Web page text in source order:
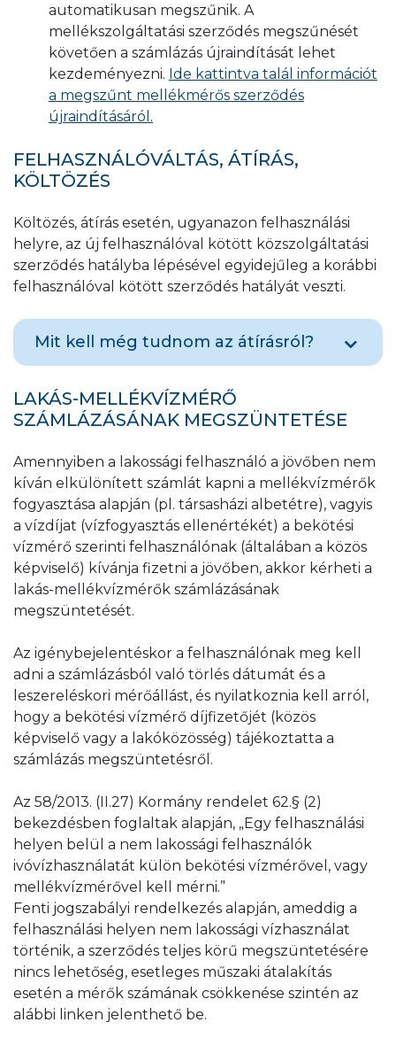
automatikusan megszűnik. A
mellékszolgáltatási szerződés megszűnését
követően a számlázás újraindítását lehet
kezdeményezni. Ide kattintva talál információt
a megszűnt mellékmérős szerződés
újraindításáról.
FELHASZNÁLÓVÁLTÁS, ÁTÍRÁS,
KÖLTÖZÉS
Költözés, átírás esetén, ugyanazon felhasználási
helyre, az új felhasználóval kötött közszolgáltatási
szerződés hatályba lépésével egyidejűleg a korábbi
felhasználóval kötött szerződés hatályát veszti.
Mit kell még tudnom az átírásról?
Az átírási kérelmet legegyszerűbben online
felületünkön nyújthatja be, erre a linkre
Ha a felhasználó nem az ingatlan tulajdonosa,
hanem az ingatlan egyéb jogcímen
használója, (pl. bérlő/üzemeltető) és az
ingatlanra vonatkozó szerződése megszűnik,
minden felhasználással és üzemeltetéssel
kapcsolatos jog és kötelezettség a
tulajdonos(ok) feladata lesz, a jogszabályban
meghatározott mögöttes felelősség miatt,
erről erre a linkre kattintva olvashat.
A korábbi felhasználó a változás bejelentés
keretében a közszolgáltatási szerződését is
felmondja.
A Közszolgáltatási szerződések típusait, a
szerződéskötés feltételeinek leírását és
részletes szabályait az Üzletszabályzat V.1.15.4
pontja tartalmazza, amely erre a
linkre kattintva elérhető.
LAKÁS-MELLÉKVÍZMÉRŐ
SZÁMLÁZÁSÁNAK MEGSZÜNTETÉSE
Amennyiben a lakossági felhasználó a jövőben nem
kíván elkülönített számlát kapni a mellékvízmérők
fogyasztása alapján (pl. társasházi albetétre), vagyis
a vízdíjat (vízfogyasztás ellenértékét) a bekötési
vízmérő szerinti felhasználónak (általában a közös
képviselő) kívánja fizetni a jövőben, akkor kérheti a
lakás-mellékvízmérők számlázásának
megszüntetését.
Az igénybejelentéskor a felhasználónak meg kell
adni a számlázásból való törlés dátumát és a
leszereléskori mérőállást, és nyilatkoznia kell arról,
hogy a bekötési vízmérő díjfizetőjét (közös
képviselő vagy a lakóközösség) tájékoztatta a
számlázás megszüntetésről.
Az 58/2013. (II.27) Kormány rendelet 62.§ (2)
bekezdésben foglaltak alapján, „Egy felhasználási
helyen belül a nem lakossági felhasználók
ivóvízhasználatát külön bekötési vízmérővel, vagy
mellékvízmérővel kell mérni.”
Fenti jogszabályi rendelkezés alapján, ameddig a
felhasználási helyen nem lakossági vízhasználat
történik, a szerződés teljes körű megszüntetésére
nincs lehetőség, esetleges műszaki átalakítás
esetén a mérők számának csökkenése szintén az
alábbi linken jelenthető be.